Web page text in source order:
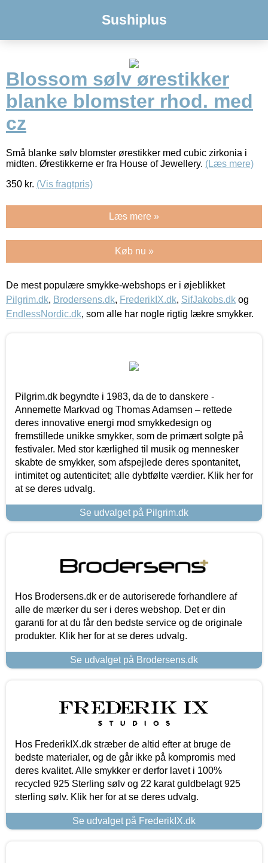
Sushiplus
Blossom sølv ørestikker
blanke blomster rhod. med
cz
Små blanke sølv blomster ørestikker med cubic zirkonia i
midten. Ørestikkerne er fra House of Jewellery. (Læs mere)
350 kr. (Vis fragtpris)
Læs mere »
Køb nu »
De mest populære smykke-webshops er i øjeblikket
Pilgrim.dk, Brodersens.dk, FrederikIX.dk, SifJakobs.dk og
EndlessNordic.dk, som alle har nogle rigtig lækre smykker.
Pilgrim.dk begyndte i 1983, da de to danskere -
Annemette Markvad og Thomas Adamsen – rettede
deres innovative energi mod smykkedesign og
fremstillede unikke smykker, som de primært solgte på
festivaler. Med stor kærlighed til musik og mennesker
skabte de smykker, som afspejlede deres spontanitet,
intimitet og autenticitet; alle dybtfølte værdier. Klik her for
at se deres udvalg.
Se udvalget på Pilgrim.dk
Hos Brodersens.dk er de autoriserede forhandlere af
alle de mærker du ser i deres webshop. Det er din
garanti for at du får den bedste service og de originale
produkter. Klik her for at se deres udvalg.
Se udvalget på Brodersens.dk
Hos FrederikIX.dk stræber de altid efter at bruge de
bedste materialer, og de går ikke på kompromis med
deres kvalitet. Alle smykker er derfor lavet i 100%
recycled 925 Sterling sølv og 22 karat guldbelagt 925
sterling sølv. Klik her for at se deres udvalg.
Se udvalget på FrederikIX.dk